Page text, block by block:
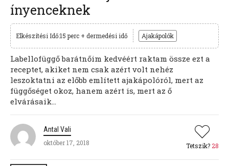
ínyenceknek
Elkészítési Idő:15 perc + dermedési idő Ajakápolók
Labellofüggő barátnőim kedvéért raktam össze ezt a
receptet, akiket nem csak azért volt nehéz
leszoktatni az előbb említett ajakápolóról, mert az
függőséget okoz, hanem azért is, mert az ő
elvárásaik...
Antal Vali
október 17, 2018
Tetszik? 28